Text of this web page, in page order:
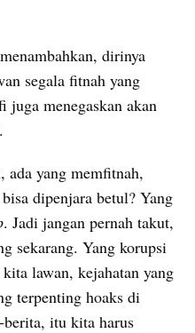
dirinya
segala fitnah yang
juga menegaskan akan
ada yang memfitnah,
dipenjara betul? Yang
. Jadi jangan pernah takut,
sekarang. Yang korupsi
lawan, kejahatan yang
terpenting hoaks di
itu kita harus